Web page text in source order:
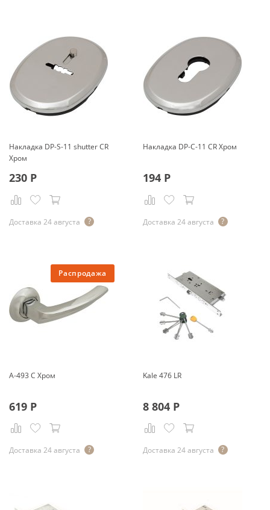
Накладка DP-S-11 shutter CR
Хром
230 Р
Доставка 24 августа
Накладка DP-C-11 CR Хром
194Р
Доставка 24 августа
Распродажа
A-493 C Хром
619 Р
Доставка 24 августа
Kale 476 LR
8 804Р
Доставка 24 августа